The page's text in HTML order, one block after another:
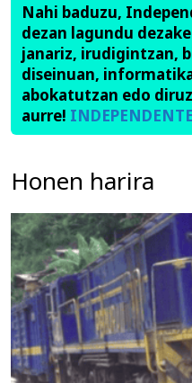
Nahi baduzu,
dezan lagundu
janariz, irudigintzan,
diseinuan,
abokatutzan edo
aurre!
Honen harira